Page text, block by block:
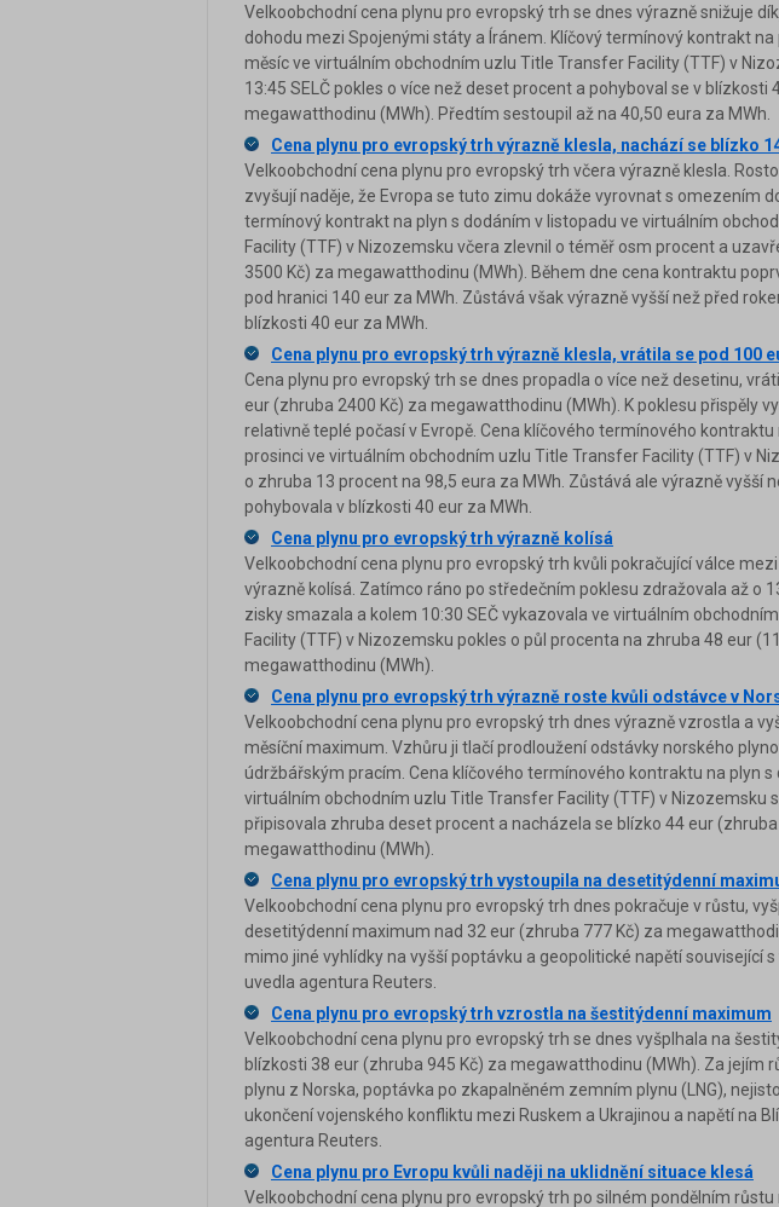
Velkoobchodní cena plynu pro evropský trh se dnes výrazně snižuje
dohodu mezi Spojenými státy a Íránem. Klíčový termínový kontrakt
měsíc ve virtuálním obchodním uzlu Title Transfer Facility (TTF) v
13:45 SELČ pokles o více než deset procent a pohyboval se v blízkosti
megawatthodinu (MWh). Předtím sestoupil až na 40,50 eura za MWh.
Cena plynu pro evropský trh výrazně klesla, nachází se blízko
Velkoobchodní cena plynu pro evropský trh včera výrazně klesla.
zvyšují naděje, že Evropa se tuto zimu dokáže vyrovnat s omezením
termínový kontrakt na plyn s dodáním v listopadu ve virtuálním
Facility (TTF) v Nizozemsku včera zlevnil o téměř osm procent a
3500 Kč) za megawatthodinu (MWh). Během dne cena kontraktu
pod hranici 140 eur za MWh. Zůstává však výrazně vyšší než před
blízkosti 40 eur za MWh.
Cena plynu pro evropský trh výrazně klesla, vrátila se pod 100
Cena plynu pro evropský trh se dnes propadla o více než desetinu,
eur (zhruba 2400 Kč) za megawatthodinu (MWh). K poklesu přispěly
relativně teplé počasí v Evropě. Cena klíčového termínového kontraktu
prosinci ve virtuálním obchodním uzlu Title Transfer Facility (TTF) v
o zhruba 13 procent na 98,5 eura za MWh. Zůstává ale výrazně vyšší
pohybovala v blízkosti 40 eur za MWh.
Cena plynu pro evropský trh výrazně kolísá
Velkoobchodní cena plynu pro evropský trh kvůli pokračující válce
výrazně kolísá. Zatímco ráno po středečním poklesu zdražovala až o
zisky smazala a kolem 10:30 SEČ vykazovala ve virtuálním
Facility (TTF) v Nizozemsku pokles o půl procenta na zhruba 48 eur
megawatthodinu (MWh).
Cena plynu pro evropský trh výrazně roste kvůli odstávce v
Velkoobchodní cena plynu pro evropský trh dnes výrazně vzrostla a
měsíční maximum. Vzhůru ji tlačí prodloužení odstávky norského
údržbářským pracím. Cena klíčového termínového kontraktu na plyn s
virtuálním obchodním uzlu Title Transfer Facility (TTF) v Nizozemsku
připisovala zhruba deset procent a nacházela se blízko 44 eur
megawatthodinu (MWh).
Cena plynu pro evropský trh vystoupila na desetitýdenní
Velkoobchodní cena plynu pro evropský trh dnes pokračuje v růstu,
desetitýdenní maximum nad 32 eur (zhruba 777 Kč) za
mimo jiné vyhlídky na vyšší poptávku a geopolitické napětí související
uvedla agentura Reuters.
Cena plynu pro evropský trh vzrostla na šestitýdenní maximum
Velkoobchodní cena plynu pro evropský trh se dnes vyšplhala na
blízkosti 38 eur (zhruba 945 Kč) za megawatthodinu (MWh). Za jejím
plynu z Norska, poptávka po zkapalněném zemním plynu (LNG),
ukončení vojenského konfliktu mezi Ruskem a Ukrajinou a napětí na
agentura Reuters.
Cena plynu pro Evropu kvůli naději na uklidnění situace klesá
Velkoobchodní cena plynu pro evropský trh po silném pondělním